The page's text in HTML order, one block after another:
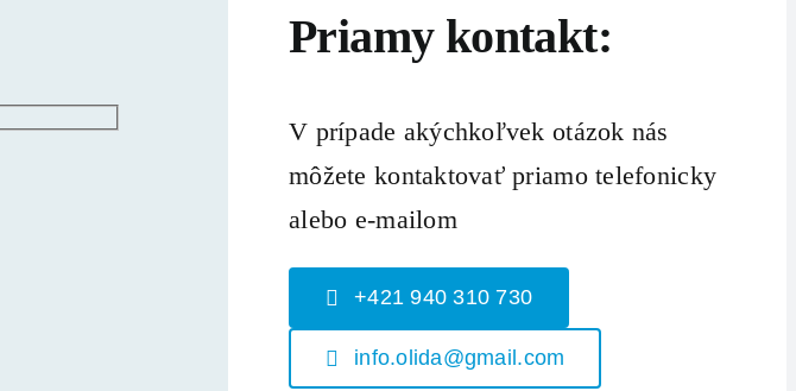
Priamy kontakt:
V prípade akýchkoľvek otázok nás
môžete kontaktovať priamo telefonicky
alebo e-mailom
+421 940 310 730
info.olida@gmail.com